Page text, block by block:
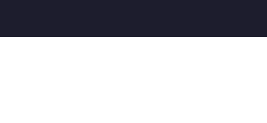
Marketing GmbH